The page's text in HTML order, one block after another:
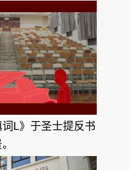
L》于圣士提反书